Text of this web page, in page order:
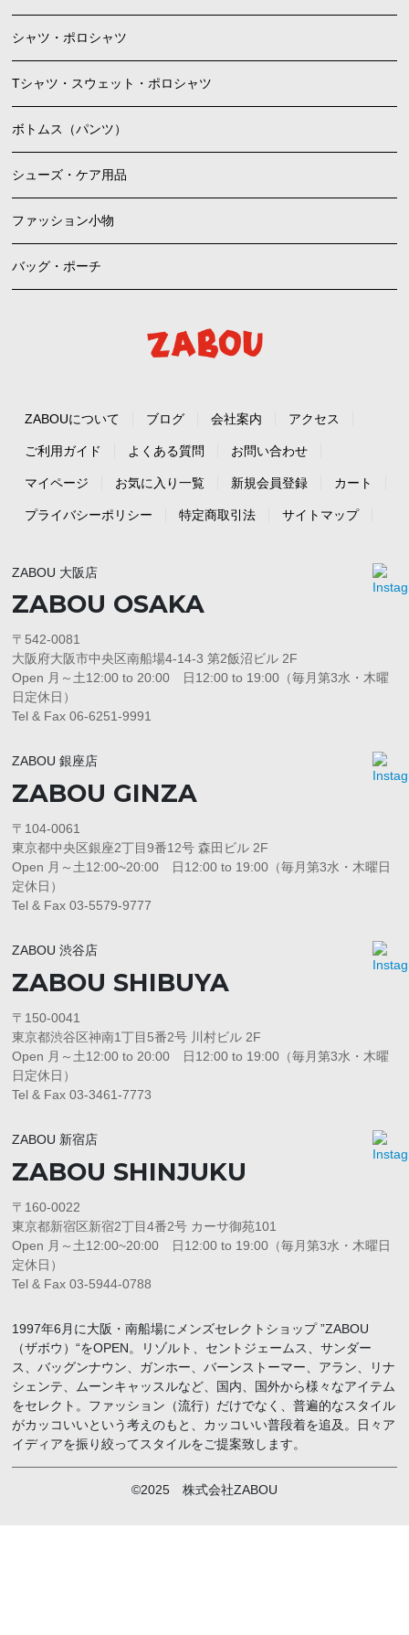
シャツ・ポロシャツ
Tシャツ・スウェット・ポロシャツ
ボトムス（パンツ）
シューズ・ケア用品
ファッション小物
バッグ・ポーチ
ZABOUについて ブログ 会社案内 アクセス
ご利用ガイド よくある質問 お問い合わせ
マイページ お気に入り一覧 新規会員登録 カート
プライバシーポリシー 特定商取引法 サイトマップ
ZABOU 大阪店
ZABOU OSAKA
〒542-0081
大阪府大阪市中央区南船場4-14-3 第2飯沼ビル 2F
Open 月～土12:00 to 20:00 日12:00 to 19:00（毎月第3水・木曜
日定休日）
Tel & Fax 06-6251-9991
ZABOU 銀座店
ZABOU GINZA
〒104-0061
東京都中央区銀座2丁目9番12号 森田ビル 2F
Open 月～土12:00~20:00 日12:00 to 19:00（毎月第3水・木曜日
定休日）
Tel & Fax 03-5579-9777
ZABOU 渋谷店
ZABOU SHIBUYA
〒150-0041
東京都渋谷区神南1丁目5番2号 川村ビル 2F
Open 月～土12:00 to 20:00 日12:00 to 19:00（毎月第3水・木曜
日定休日）
Tel & Fax 03-3461-7773
ZABOU 新宿店
ZABOU SHINJUKU
〒160-0022
東京都新宿区新宿2丁目4番2号 カーサ御苑101
Open 月～土12:00~20:00 日12:00 to 19:00（毎月第3水・木曜日
定休日）
Tel & Fax 03-5944-0788
1997年6月に大阪・南船場にメンズセレクトショップ ”ZABOU
（ザボウ）“をOPEN。リゾルト、セントジェームス、サンダー
ス、バッグンナウン、ガンホー、バーンストーマー、アラン、リナ
シェンテ、ムーンキャッスルなど、国内、国外から様々なアイテム
をセレクト。ファッション（流行）だけでなく、普遍的なスタイル
がカッコいいという考えのもと、カッコいい普段着を追及。日々ア
イディアを振り絞ってスタイルをご提案致します。
©2025 株式会社ZABOU